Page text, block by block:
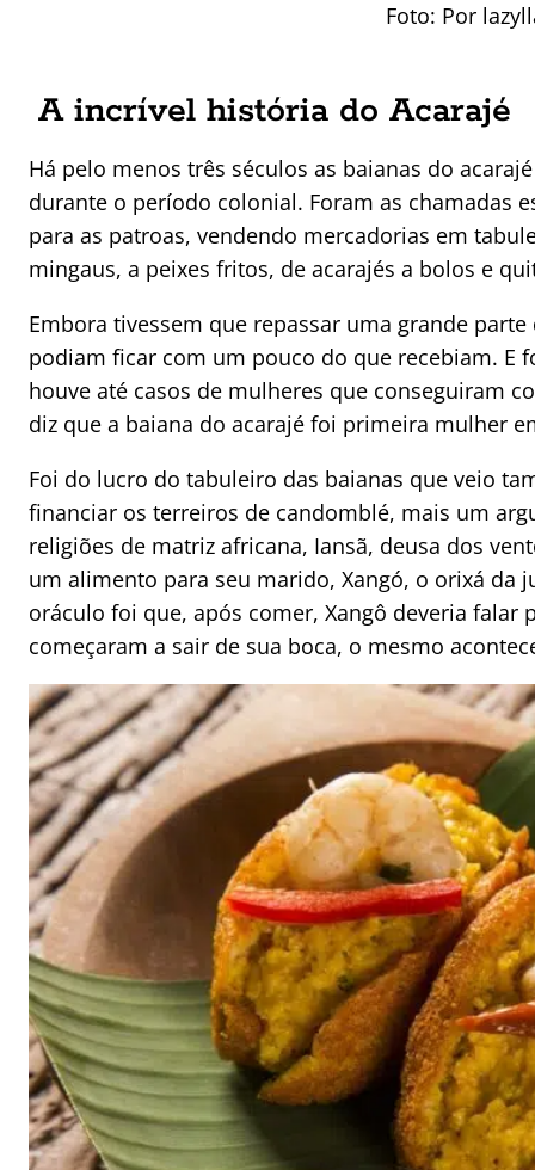
Foto: Por
A incrível história do Acarajé
Há pelo menos três séculos as baianas do
durante o período colonial. Foram as chamadas
para as patroas, vendendo mercadorias em
mingaus, a peixes fritos, de acarajés a bolos e
Embora tivessem que repassar uma grande
podiam ficar com um pouco do que recebiam. E
houve até casos de mulheres que conseguiram
diz que a baiana do acarajé foi primeira mulher
Foi do lucro do tabuleiro das baianas que veio
financiar os terreiros de candomblé, mais um
religiões de matriz africana, Iansã, deusa dos
um alimento para seu marido, Xangó, o orixá da
oráculo foi que, após comer, Xangô deveria falar
começaram a sair de sua boca, o mesmo